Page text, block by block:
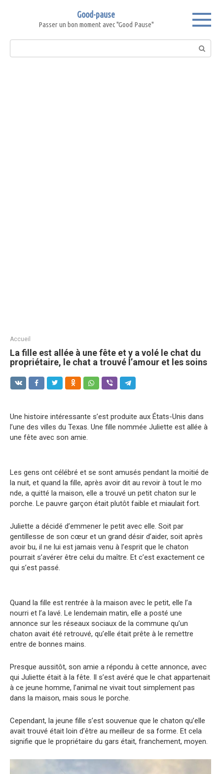
Good-pause
Passer un bon moment avec "Good Pause"
Search:
Accueil
La fille est allée à une fête et y a volé le chat du
propriétaire, le chat a trouvé l’amour et les soins
Une histoire intéressante s’est produite aux États-Unis dans
l’une des villes du Texas. Une fille nommée Juliette est allée à
une fête avec son amie.
Les gens ont célébré et se sont amusés pendant la moitié de
la nuit, et quand la fille, après avoir dit au revoir à tout le mo
nde, a quitté la maison, elle a trouvé un petit chaton sur le
porche. Le pauvre garçon était plutôt faible et miaulait fort.
Juliette a décidé d’emmener le petit avec elle. Soit par
gentillesse de son cœur et un grand désir d’aider, soit après
avoir bu, il ne lui est jamais venu à l’esprit que le chaton
pourrait s’avérer être celui du maître. Et c’est exactement ce
qui s’est passé.
Quand la fille est rentrée à la maison avec le petit, elle l’a
nourri et l’a lavé. Le lendemain matin, elle a posté une
annonce sur les réseaux sociaux de la commune qu’un
chaton avait été retrouvé, qu’elle était prête à le remettre
entre de bonnes mains.
Presque aussitôt, son amie a répondu à cette annonce, avec
qui Juliette était à la fête. Il s’est avéré que le chat appartenait
à ce jeune homme, l’animal ne vivait tout simplement pas
dans la maison, mais sous le porche.
Cependant, la jeune fille s’est souvenue que le chaton qu’elle
avait trouvé était loin d’être au meilleur de sa forme. Et cela
signifie que le propriétaire du gars était, franchement, moyen.